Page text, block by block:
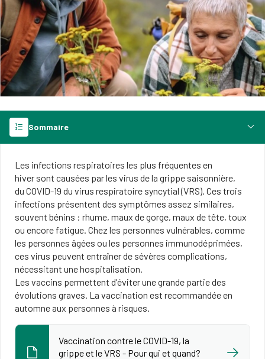
Sommaire
Les infections respiratoires les plus fréquentes en
hiver sont causées par les virus de la grippe saisonnière,
du COVID-19 du virus respiratoire syncytial (VRS). Ces trois
infections présentent des symptômes assez similaires,
souvent bénins : rhume, maux de gorge, maux de tête, toux
ou encore fatigue. Chez les personnes vulnérables, comme
les personnes âgées ou les personnes immunodéprimées,
ces virus peuvent entraîner de sévères complications,
nécessitant une hospitalisation.
Les vaccins permettent d'éviter une grande partie des
évolutions graves. La vaccination est recommandée en
automne ​aux personnes à risques.
Vaccination contre le COVID-19, la
grippe et le VRS - Pour qui et quand?